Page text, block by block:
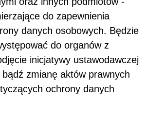
do zapewnienia
danych osobowych. Będzie
do organów z
inicjatywy ustawodawczej
zmianę aktów prawnych
ochrony danych